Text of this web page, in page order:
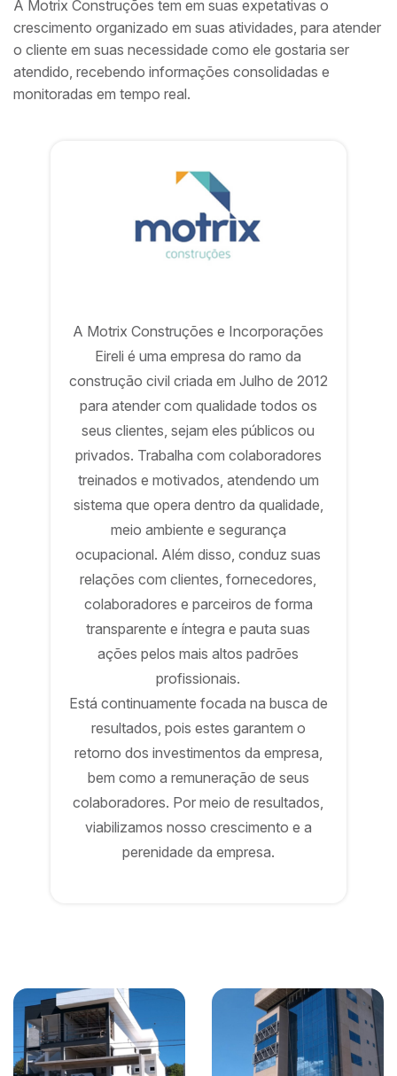
A Motrix Construções tem em suas expetativas o
crescimento organizado em suas atividades, para atender
o cliente em suas necessidade como ele gostaria ser
atendido, recebendo informações consolidadas e
monitoradas em tempo real.
A Motrix Construções e Incorporações
Eireli é uma empresa do ramo da
construção civil criada em Julho de 2012
para atender com qualidade todos os
seus clientes, sejam eles públicos ou
privados. Trabalha com colaboradores
treinados e motivados, atendendo um
sistema que opera dentro da qualidade,
meio ambiente e segurança
ocupacional. Além disso, conduz suas
relações com clientes, fornecedores,
colaboradores e parceiros de forma
transparente e íntegra e pauta suas
ações pelos mais altos padrões
profissionais.
Está continuamente focada na busca de
resultados, pois estes garantem o
retorno dos investimentos da empresa,
bem como a remuneração de seus
colaboradores. Por meio de resultados,
viabilizamos nosso crescimento e a
perenidade da empresa.